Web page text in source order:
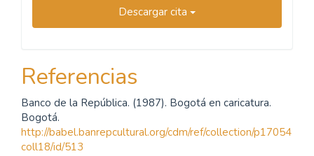
Descargar cita
Referencias
Banco de la República. (1987). Bogotá en caricatura.
Bogotá.
http://babel.banrepcultural.org/cdm/ref/collection/p17054
coll18/id/513